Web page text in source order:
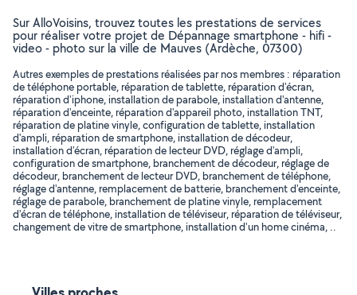
Sur AlloVoisins, trouvez toutes les prestations de services
pour réaliser votre projet de Dépannage smartphone - hifi -
video - photo sur la ville de Mauves (Ardèche, 07300)
Autres exemples de prestations réalisées par nos membres : réparation
de téléphone portable, réparation de tablette, réparation d'écran,
réparation d'iphone, installation de parabole, installation d'antenne,
réparation d'enceinte, réparation d'appareil photo, installation TNT,
réparation de platine vinyle, configuration de tablette, installation
d'ampli, réparation de smartphone, installation de décodeur,
installation d'écran, réparation de lecteur DVD, réglage d'ampli,
configuration de smartphone, branchement de décodeur, réglage de
décodeur, branchement de lecteur DVD, branchement de téléphone,
réglage d'antenne, remplacement de batterie, branchement d'enceinte,
réglage de parabole, branchement de platine vinyle, remplacement
d'écran de téléphone, installation de téléviseur, réparation de téléviseur,
changement de vitre de smartphone, installation d'un home cinéma, ..